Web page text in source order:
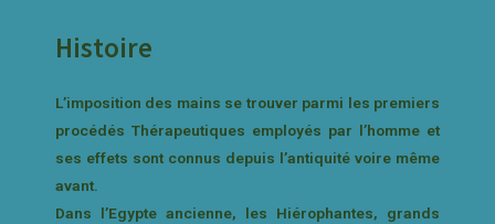
Histoire
L’imposition des mains se trouver parmi les premiers
procédés Thérapeutiques employés par l’homme et
ses effets sont connus depuis l’antiquité voire même
avant.
Dans l’Egypte ancienne, les Hiérophantes, grands